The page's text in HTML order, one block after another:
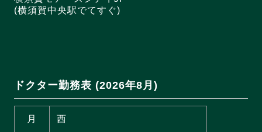
(横須賀中央駅でてすぐ)
ドクター勤務表 (2026年8月)
月 西